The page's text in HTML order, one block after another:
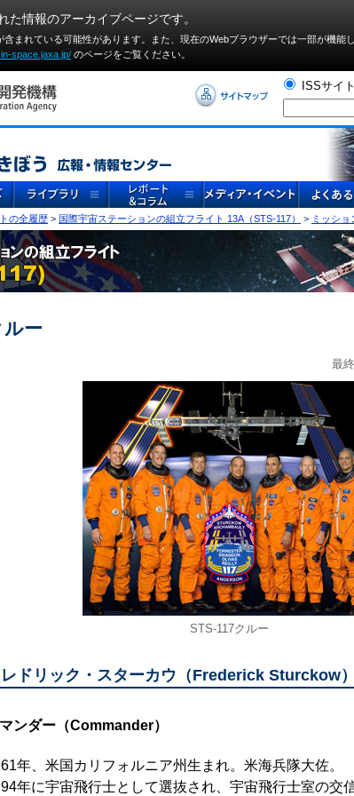
た情報のアーカイブページです。
含まれている可能性があります。また、現在のWebブラウザーでは⼀部が機能
space.jaxa.jp/ のページをご覧ください。
ISSサイ
の全履歴 > 国際宇宙ステーションの組立フライト 13A（STS-117） > ミッショ
ルー
最
STS-117クルー
レドリック・スターカウ（Frederick Sturckow
ンダー（Commander）
年、米国カリフォルニア州生まれ。米海兵隊大佐。
年に宇宙飛行士として選抜され、宇宙飛行士室の交